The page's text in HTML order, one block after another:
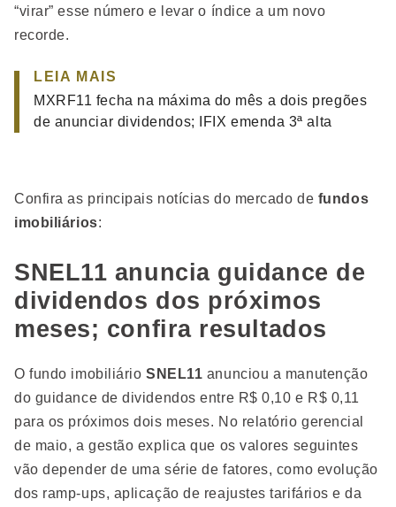
“virar” esse número e levar o índice a um novo
recorde.
LEIA MAIS
MXRF11 fecha na máxima do mês a dois pregões
de anunciar dividendos; IFIX emenda 3ª alta
Confira as principais notícias do mercado de fundos
imobiliários:
SNEL11 anuncia guidance de
dividendos dos próximos
meses; confira resultados
O fundo imobiliário SNEL11 anunciou a manutenção
do guidance de dividendos entre R$ 0,10 e R$ 0,11
para os próximos dois meses. No relatório gerencial
de maio, a gestão explica que os valores seguintes
vão depender de uma série de fatores, como evolução
dos ramp-ups, aplicação de reajustes tarifários e da